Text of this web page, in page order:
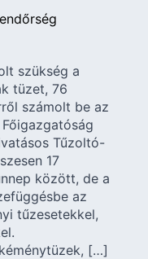
szükség a
tüzet, 76
számolt be az
Tűzoltó-
17
között, de a
az
tűzesetekkel,
[…]